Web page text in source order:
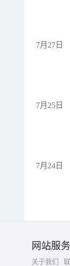
7月27日
7月25日
7月24日
网站服务
关于我们